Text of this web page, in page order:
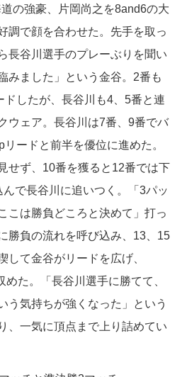
の強豪、片岡尚之を8and6の大
調で顔を合わせた。先手を取っ
長谷川選手のプレーぶりを聞い
みました」という金谷。2番も
したが、長谷川も4、5番と連
ウェア。長谷川は7番、9番でバ
ードと前半を優位に進めた。
せず、10番を獲ると12番では下
で長谷川に追いつく。「3パッ
こは勝負どころと決めて」打っ
勝負の流れを呼び込み、13、15
して金谷がリードを広げ、
た。「長谷川選手に勝てて、
う気持ちが強くなった」という
、一気に頂点まで上り詰めてい